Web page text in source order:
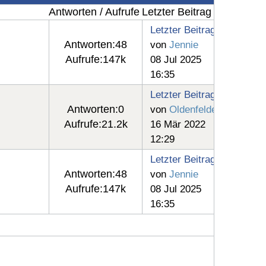
Antworten / Aufrufe Letzter Beitrag
Antworten:48
Aufrufe:147k
Letzter Beitrag
von Jennie
08 Jul 2025
16:35
Antworten:0
Aufrufe:21.2k
Letzter Beitrag
von Oldenfelder
16 Mär 2022
12:29
Antworten:48
Aufrufe:147k
Letzter Beitrag
von Jennie
08 Jul 2025
16:35